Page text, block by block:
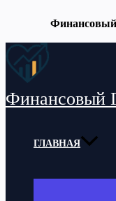
Перейти
содержимому
Финансовый
ГЛАВНАЯ